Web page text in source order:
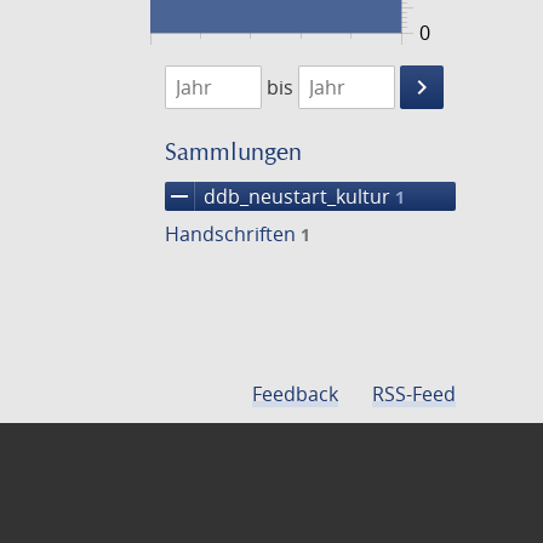
0
1474
1475
bis
keyboard_arrow_right
Suche
Sammlungen
remove ddb_neustart_kultur 1
Handschriften 1
Feedback RSS-Feed